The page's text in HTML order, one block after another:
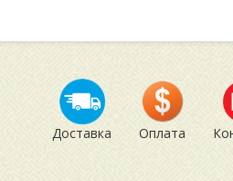
Доставка Оплата